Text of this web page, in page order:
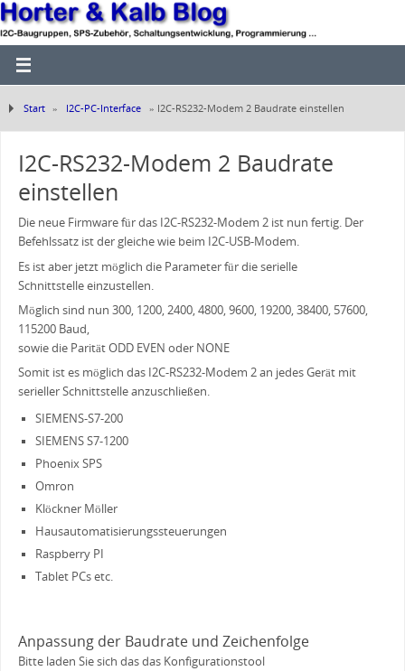
Start » I2C-PC-Interface » I2C-RS232-Modem 2 Baudrate einstellen
I2C-RS232-Modem 2 Baudrate
einstellen
Die neue Firmware für das I2C-RS232-Modem 2 ist nun fertig. Der
Befehlssatz ist der gleiche wie beim I2C-USB-Modem.
Es ist aber jetzt möglich die Parameter für die serielle
Schnittstelle einzustellen.
Möglich sind nun 300, 1200, 2400, 4800, 9600, 19200, 38400, 57600,
115200 Baud,
sowie die Parität ODD EVEN oder NONE
Somit ist es möglich das I2C-RS232-Modem 2 an jedes Gerät mit
serieller Schnittstelle anzuschließen.
SIEMENS-S7-200
SIEMENS S7-1200
Phoenix SPS
Omron
Klöckner Möller
Hausautomatisierungssteuerungen
Raspberry PI
Tablet PCs etc.
Anpassung der Baudrate und Zeichenfolge
Bitte laden Sie sich das das Konfigurationstool